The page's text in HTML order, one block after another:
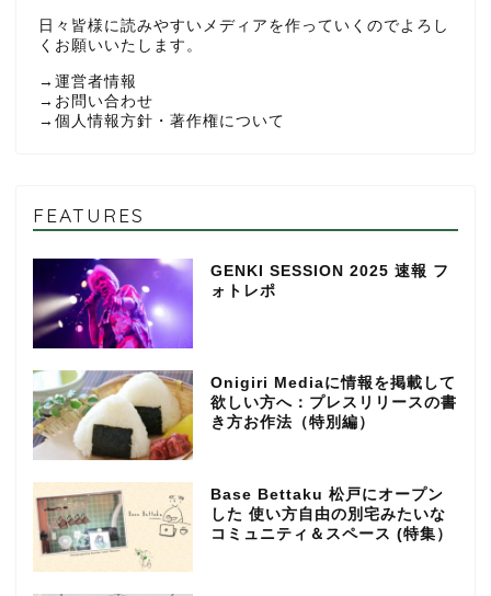
日々皆様に読みやすいメディアを作っていくのでよろし
くお願いいたします。
→ 運営者情報
→ お問い合わせ
→ 個人情報方針・著作権について
FEATURES
GENKI SESSION 2025 速報 フ
ォトレポ
Onigiri Mediaに情報を掲載して
欲しい方へ：プレスリリースの書
き方お作法（特別編）
Base Bettaku 松戸にオープン
した 使い方自由の別宅みたいな
コミュニティ＆スペース (特集）